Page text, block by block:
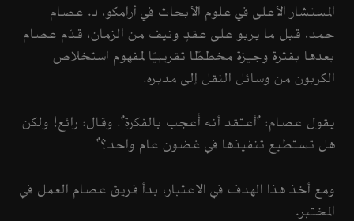
المستشار الأعلى في علوم الأبحاث في أرامكو، د. عصام
حمد، قبل ما يربو على عقدٍ ونيف من الزمان، قدّم عصام
بعدها بفترة وجيزة مخططًا تقريبيًا لمفهوم استخلاص
الكربون من وسائل النقل إلى مديره.
يقول عصام: "أعتقد أنه أُعجب بالفكرة". وقال: رائع! ولكن
هل تستطيع تنفيذها في غضون عام واحد؟"
ومع أخذ هذا الهدف في الاعتبار، بدأ فريق عصام العمل في
المختبر.